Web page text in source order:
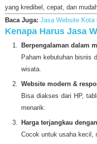
yang kredibel, cepat, dan
Baca Juga: Jasa Website Kota
Kenapa Harus Jasa
Berpengalaman dalam
Paham kebutuhan bisnis
wisata.
Website modern &
Bisa diakses dari HP,
menarik.
Harga terjangkau
Cocok untuk usaha kecil,